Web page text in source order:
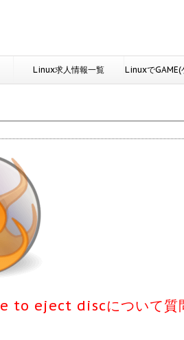
Linux求人情報一覧 LinuxでGAME(
to eject discについて質